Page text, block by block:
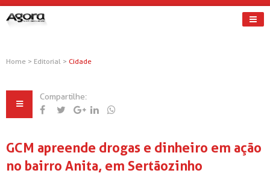
Home > Editorial > Cidade
Compartilhe:
GCM apreende drogas e dinheiro em ação
no bairro Anita, em Sertãozinho